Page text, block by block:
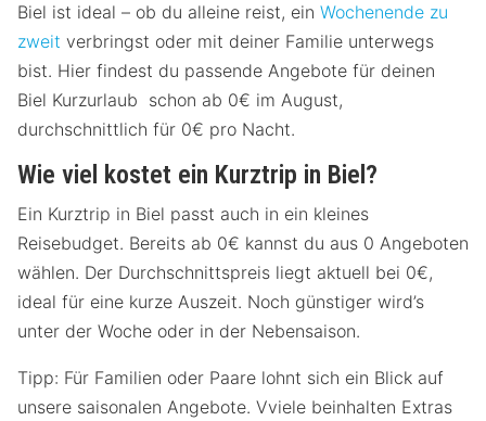
Biel ist ideal – ob du alleine reist, ein Wochenende zu
zweit verbringst oder mit deiner Familie unterwegs
bist. Hier findest du passende Angebote für deinen
Biel Kurzurlaub schon ab 0€ im August,
durchschnittlich für 0€ pro Nacht.
Wie viel kostet ein Kurztrip in Biel?
Ein Kurztrip in Biel passt auch in ein kleines
Reisebudget. Bereits ab 0€ kannst du aus 0 Angeboten
wählen. Der Durchschnittspreis liegt aktuell bei 0€,
ideal für eine kurze Auszeit. Noch günstiger wird’s
unter der Woche oder in der Nebensaison.
Tipp: Für Familien oder Paare lohnt sich ein Blick auf
unsere saisonalen Angebote. Vviele beinhalten Extras